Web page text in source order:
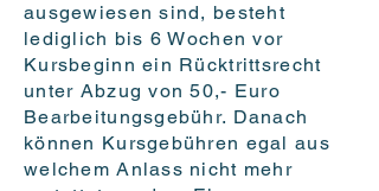
ausgewiesen sind, besteht
lediglich bis 6 Wochen vor
Kursbeginn ein Rücktrittsrecht
unter Abzug von 50,- Euro
Bearbeitungsgebühr. Danach
können Kursgebühren egal aus
welchem Anlass nicht mehr